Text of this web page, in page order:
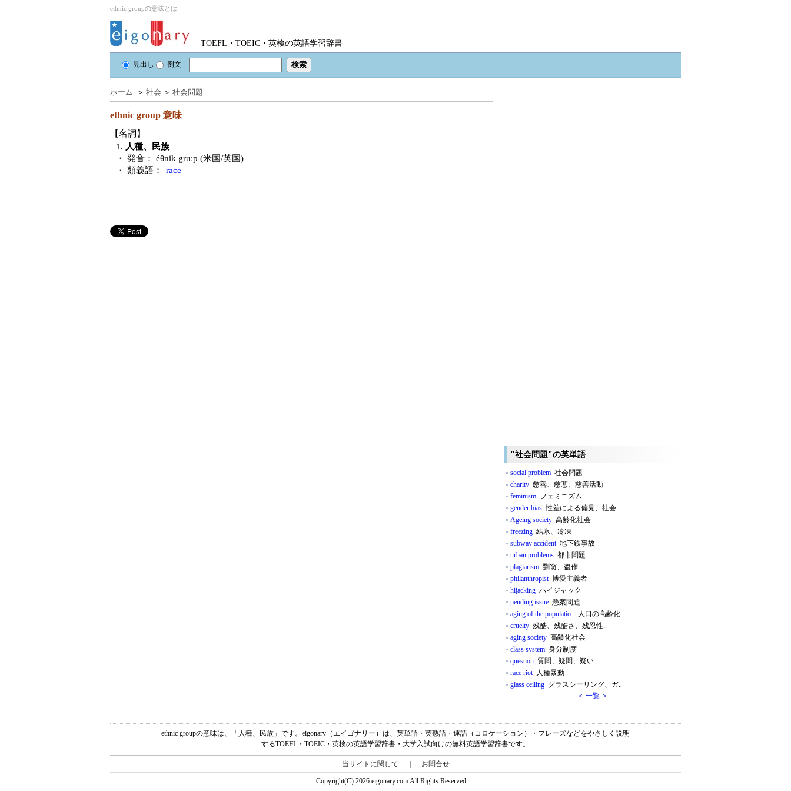
ethnic groupの意味とは
TOEFL・TOEIC・英検の英語学習辞書
見出し 例文
ホーム ＞ 社会 ＞ 社会問題
ethnic group 意味
【名詞】
1. 人種、民族
・ 発音：
éθnik gruːp (米国/英国)
・ 類義語：
race
"社会問題"の英単語
social problem 社会問題
charity 慈善、慈悲、慈善活動
feminism フェミニズム
gender bias 性差による偏見、社会..
Ageing society 高齢化社会
freezing 結氷、冷凍
subway accident地下鉄事故
urban problems 都市問題
plagiarism 剽窃、盗作
philanthropist博愛主義者
hijacking ハイジャック
pending issue 懸案問題
aging of the populatio.. 人口の高齢化
cruelty 残酷、残酷さ、残忍性..
aging society 高齢化社会
class system 身分制度
question 質問、疑問、疑い
race riot人種暴動
glass ceiling グラスシーリング、ガ..
＜ 一覧 ＞
ethnic groupの意味は、「人種、民族」です。eigonary（エイゴナリー）は、英単語・英熟語・連語（コロケーション）・フレーズなどをやさしく説明
するTOEFL・TOEIC・英検の英語学習辞書・大学入試向けの無料英語学習辞書です。
当サイトに関して お問合せ
Copyright(C) 2026 eigonary.com All Rights Reserved.